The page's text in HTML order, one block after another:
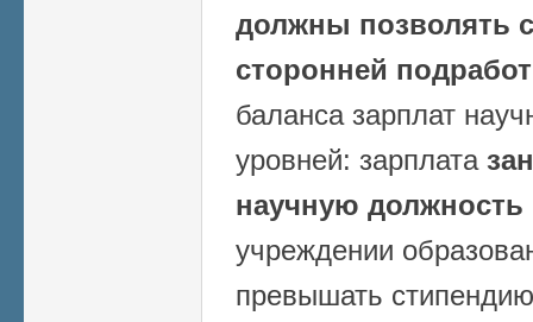
должны позволять
сторонней
баланса зарплат
уровней: зарплата
научную должность
учреждении
превышать